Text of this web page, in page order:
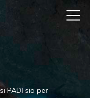
PADI sia per